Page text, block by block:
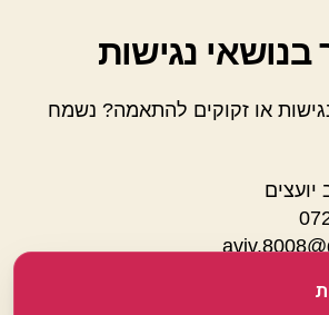
בנושאי נגישות
או זקוקים להתאמה? נשמח
יועצים